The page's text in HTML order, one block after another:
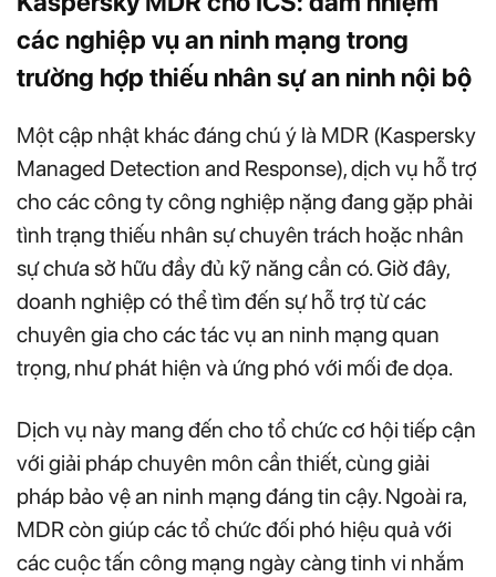
các nghiệp vụ an ninh mạng trong
trường hợp thiếu nhân sự an ninh nội bộ
Một cập nhật khác đáng chú ý là MDR (Kaspersky
Managed Detection and Response), dịch vụ hỗ trợ
cho các công ty công nghiệp nặng đang gặp phải
tình trạng thiếu nhân sự chuyên trách hoặc nhân
sự chưa sở hữu đầy đủ kỹ năng cần có. Giờ đây,
doanh nghiệp có thể tìm đến sự hỗ trợ từ các
chuyên gia cho các tác vụ an ninh mạng quan
trọng, như phát hiện và ứng phó với mối đe dọa.
Dịch vụ này mang đến cho tổ chức cơ hội tiếp cận
với giải pháp chuyên môn cần thiết, cùng giải
pháp bảo vệ an ninh mạng đáng tin cậy. Ngoài ra,
MDR còn giúp các tổ chức đối phó hiệu quả với
các cuộc tấn công mạng ngày càng tinh vi nhắm